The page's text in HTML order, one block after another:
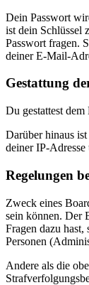
Dein Passwort
ist dein Schlüssel
Passwort fragen.
deiner E-Mail-
Gestattung
Du gestattest
Darüber hinaus
deiner IP-
Regelungen
Zweck eines
sein können. Der
Fragen dazu
Personen
Andere als die